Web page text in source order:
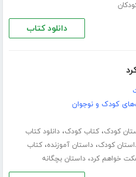
دانلود کتاب
کودک و نوجوان
کودک،کتاب کودک،دانلود کتاب
کودک،داستان آموزنده،کتاب
خواهم کرد،داستان بچگانه